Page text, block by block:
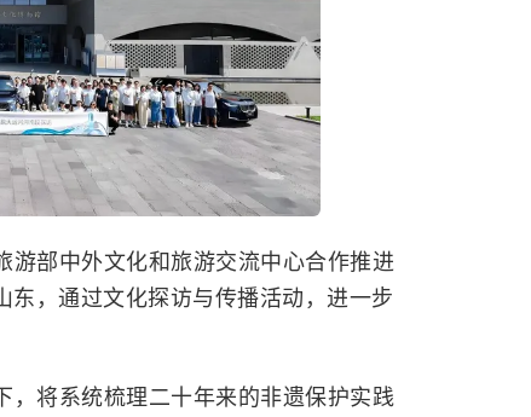
部中外文化和旅游交流中心合作推进
东，通过文化探访与传播活动，进一步
，将系统梳理二十年来的非遗保护实践